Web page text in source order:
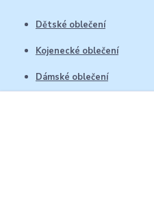
Dětské oblečení
Kojenecké oblečení
Dámské oblečení